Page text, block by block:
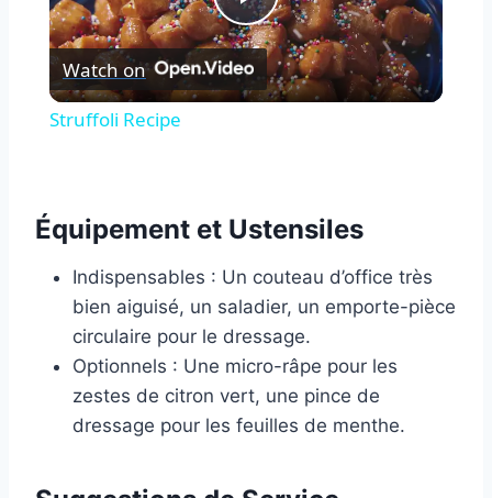
Play
Video
Watch on
Struffoli Recipe
Équipement et Ustensiles
Indispensables : Un couteau d’office très
bien aiguisé, un saladier, un emporte-pièce
circulaire pour le dressage.
Optionnels : Une micro-râpe pour les
zestes de citron vert, une pince de
dressage pour les feuilles de menthe.